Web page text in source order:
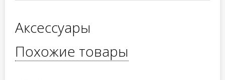
Аксессуары
Похожие товары